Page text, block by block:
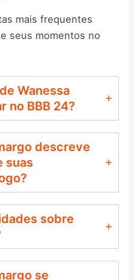
mais frequentes
seus momentos no
Wanessa
no BBB 24?
descreve
suas
sobre
se